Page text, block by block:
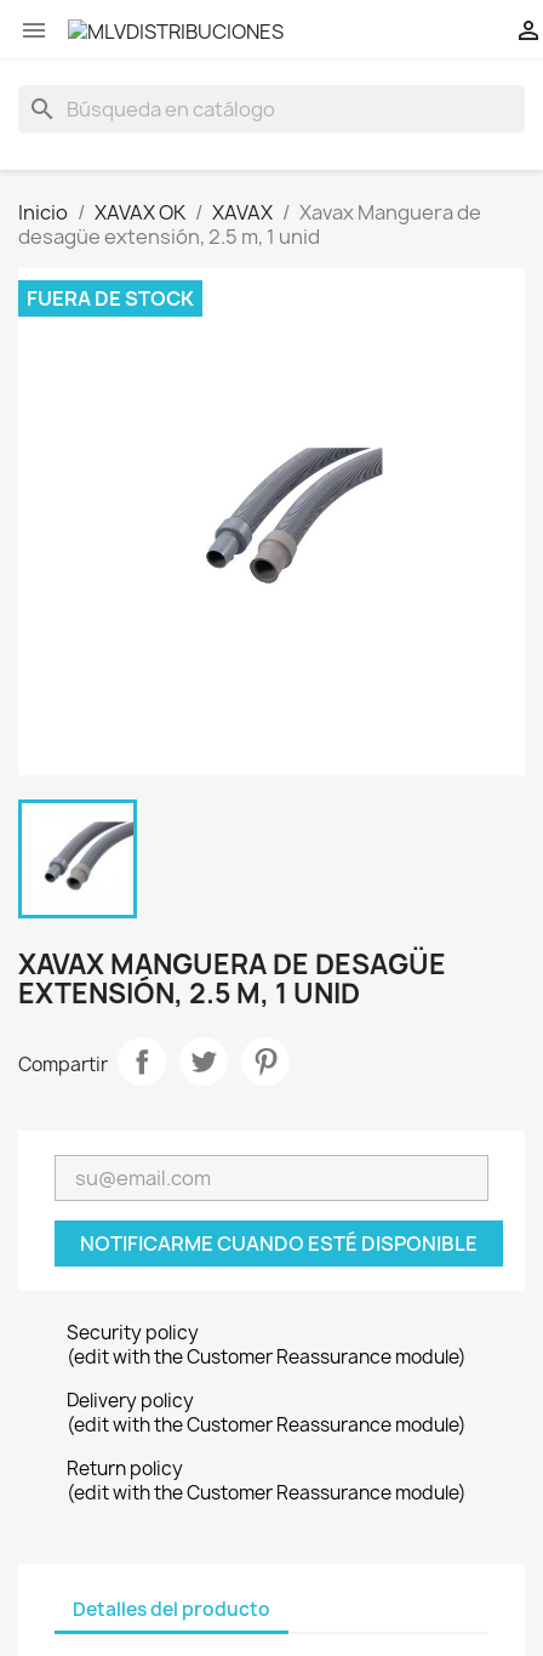
 
search
Inicio XAVAX OK XAVAX
Xavax Manguera de
desagüe extensión, 2.5 m, 1 unid
FUERA DE STOCK
XAVAX MANGUERA DE DESAGÜE
EXTENSIÓN, 2.5 M, 1 UNID
Compartir
NOTIFICARME CUANDO ESTÉ DISPONIBLE
Security policy
(edit with the Customer Reassurance module)
Delivery policy
(edit with the Customer Reassurance module)
Return policy
(edit with the Customer Reassurance module)
Detalles del producto